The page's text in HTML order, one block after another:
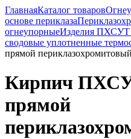
ГлавнаяКаталог товаров
основе периклаза
огнеупорныеИзделия ПХСУТ
сводовые уплотненные
прямой периклазохромитовый
Кирпич
прямой